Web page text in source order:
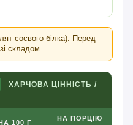
соєвого білка). Перед
складом.
ХАРЧОВА ЦІННІСТЬ /
100 Г
НА ПОРЦІЮ